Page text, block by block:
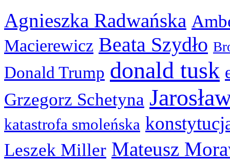
Agnieszka Radwańska
Macierewicz Beata Szydło
Donald Trump donald tusk
Grzegorz Schetyna
katastrofa smoleńska
Leszek Miller Mateusz